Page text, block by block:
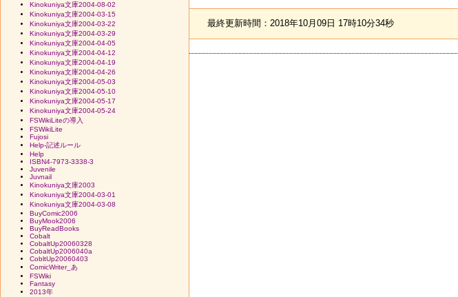
最終更新時間：2018年10月09日 17時10分34秒
Kinokuniya文庫2004-08-02
Kinokuniya文庫2004-03-15
Kinokuniya文庫2004-03-22
Kinokuniya文庫2004-03-29
Kinokuniya文庫2004-04-05
Kinokuniya文庫2004-04-12
Kinokuniya文庫2004-04-19
Kinokuniya文庫2004-04-26
Kinokuniya文庫2004-05-03
Kinokuniya文庫2004-05-10
Kinokuniya文庫2004-05-17
Kinokuniya文庫2004-05-24
FSWikiLiteの導入
FSWikiLite
Fujosi
Help-記述ルール
Help
ISBN4-7973-3338-3
Juvenile
Juvnail
Kinokuniya文庫2003
Kinokuniya文庫2004-03-01
Kinokuniya文庫2004-03-08
BuyComic2006
BuyMook2006
BuyReadBooks
Cobalt
CobaltUp20060328
CobaltUp2006040a
CobltUp20060403
ComicWriter_あ
FSWiki
Fantasy
2013年